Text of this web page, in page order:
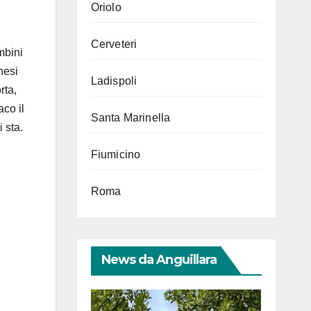
il
sta.
Oriolo
Cerveteri
Ladispoli
Santa Marinella
Fiumicino
Roma
News da Anguillara